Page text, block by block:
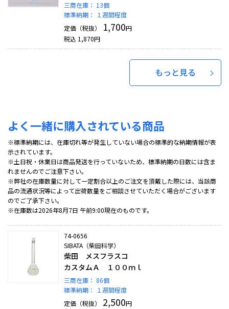
三商在庫： 13個
標準納期：
１週間程度
定価（税抜）
1,700円
税込 1,870円
もっと見る
よく一緒に購入されている商品
※標準納期には、在庫切れ等が発生していない場合の標準的な納期情報が表
示されています。
※土日祝・休業日は商品発送を行っていないため、標準納期の日数には含ま
れませんのでご注意下さい。
※弊社の在庫数量に対して一定割合以上のご注文を頂戴した際には、当該商
品の流通状況等によって出荷数量をご相談させていただく場合がございます
のでご了承下さい。
※在庫数は2026年8月7日 午前9:00現在のものです。
74-0656
SIBATA（柴田科学）
柴田 メスフラスコ
カスタムＡ １００ｍｌ
三商在庫： 86個
標準納期：
１週間程度
定価（税抜）
2,500円